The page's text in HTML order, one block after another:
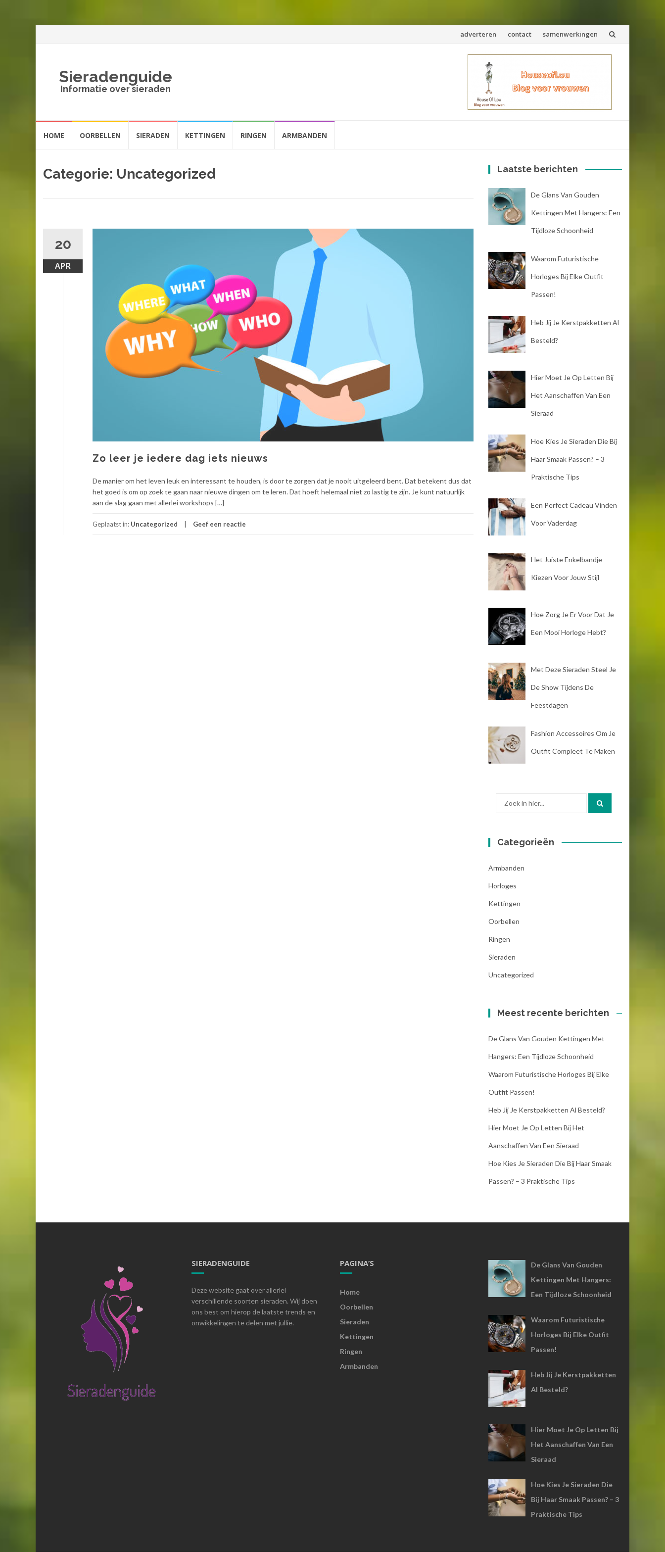
Spring
naar
adverteren contact samenwerkingen
Sieradenguide
Informatie over sieraden
naarHOME OORBELLEN SIERADEN KETTINGEN RINGEN ARMBANDEN
Categorie: Uncategorized
20
APR
Zo leer je iedere dag iets nieuws
De manier om het leven leuk en interessant te houden, is door te zorgen dat je nooit uitgeleerd bent. Dat betekent dus dat
het goed is om op zoek te gaan naar nieuwe dingen om te leren. Dat hoeft helemaal niet zo lastig te zijn. Je kunt natuurlijk
aan de slag gaan met allerlei workshops […]
Geplaatst in: Uncategorized Geef een reactie
Laatste berichten
De Glans Van Gouden
Kettingen Met Hangers: Een
Tijdloze Schoonheid
Waarom Futuristische
Horloges Bij Elke Outfit
Passen!
Heb Jij Je Kerstpakketten Al
Besteld?
Hier Moet Je Op Letten Bij
Het Aanschaffen Van Een
Sieraad
Hoe Kies Je Sieraden Die Bij
Haar Smaak Passen? – 3
Praktische Tips
Een Perfect Cadeau Vinden
Voor Vaderdag
Het Juiste Enkelbandje
Kiezen Voor Jouw Stijl
Hoe Zorg Je Er Voor Dat Je
Een Mooi Horloge Hebt?
Met Deze Sieraden Steel Je
De Show Tijdens De
Feestdagen
Fashion Accessoires Om Je
Outfit Compleet Te Maken
Zoek
Categorieën
Armbanden
Horloges
Kettingen
Oorbellen
Ringen
Sieraden
Uncategorized
Meest recente berichten
De Glans Van Gouden Kettingen Met
Hangers: Een Tijdloze Schoonheid
Waarom Futuristische Horloges Bij Elke
Outfit Passen!
Heb Jij Je Kerstpakketten Al Besteld?
Hier Moet Je Op Letten Bij Het
Aanschaffen Van Een Sieraad
Hoe Kies Je Sieraden Die Bij Haar Smaak
Passen? – 3 Praktische Tips
SIERADENGUIDE
Deze website gaat over allerlei
verschillende soorten sieraden. Wij doen
ons best om hierop de laatste trends en
onwikkelingen te delen met jullie.
PAGINA’S
Home
Oorbellen
Sieraden
Kettingen
Ringen
Armbanden
De Glans Van Gouden
Kettingen Met Hangers:
Een Tijdloze Schoonheid
Waarom Futuristische
Horloges Bij Elke Outfit
Passen!
Heb Jij Je Kerstpakketten
Al Besteld?
Hier Moet Je Op Letten Bij
Het Aanschaffen Van Een
Sieraad
Hoe Kies Je Sieraden Die
Bij Haar Smaak Passen? – 3
Praktische Tips